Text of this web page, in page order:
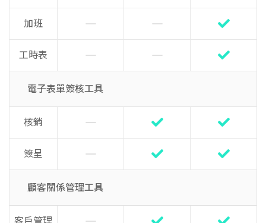
加班
工時表
電子表單簽核工具
核銷
簽呈
顧客關係管理工具